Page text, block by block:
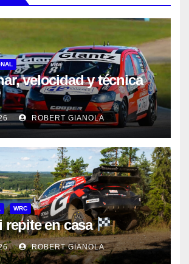
velocidad y técnica
ROBERT GIANOLA
WRC
repite en casa
ROBERT GIANOLA